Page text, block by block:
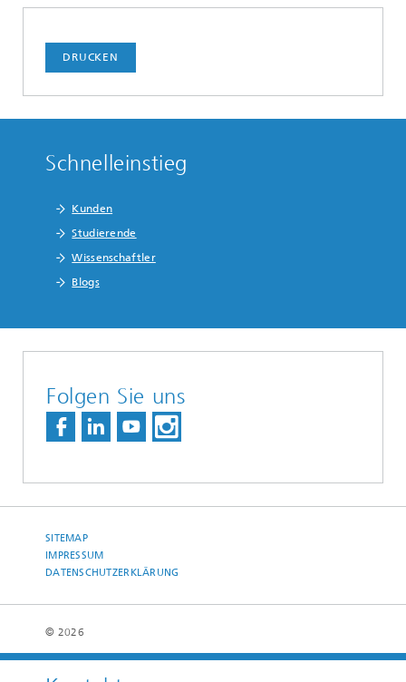
DRUCKEN
Schnelleinstieg
Kunden
Studierende
Wissenschaftler
Blogs
Folgen Sie uns
SITEMAP
IMPRESSUM
DATENSCHUTZERKLÄRUNG
© 2026